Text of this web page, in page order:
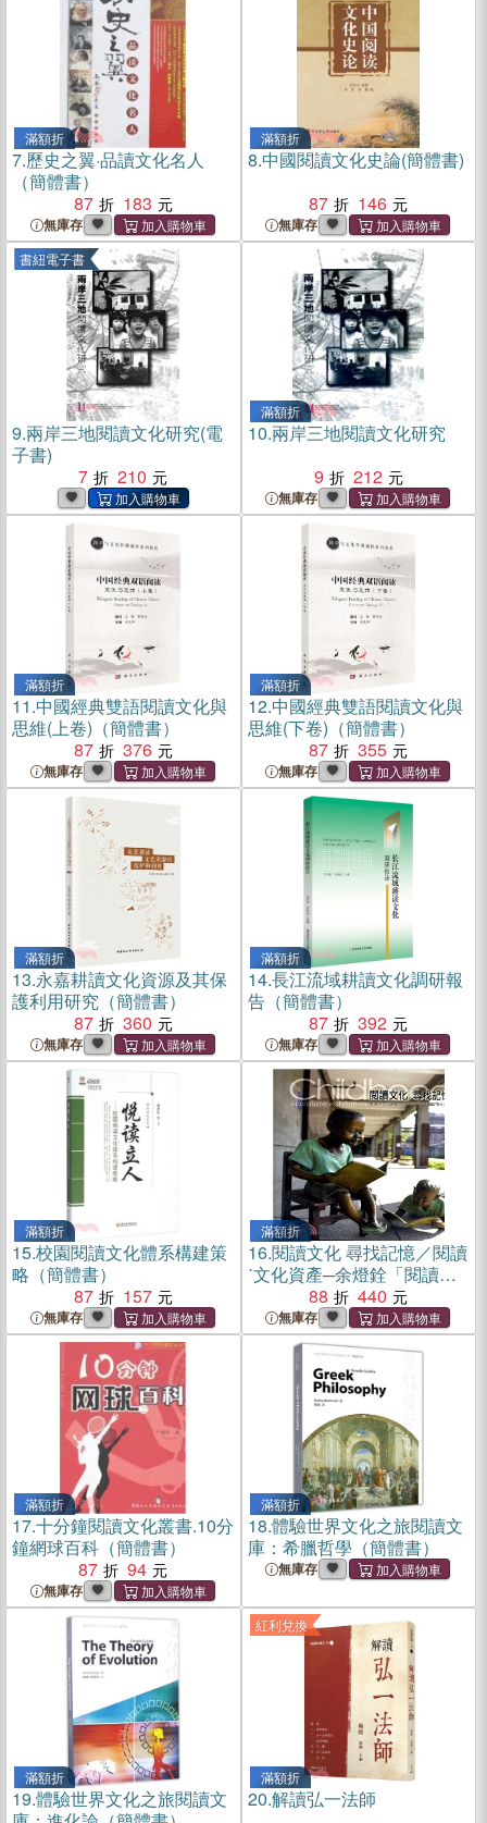
滿額折
7.歷史之翼·品讀文化名人
（簡體書）
87
183
無庫存
滿額折
8.中國閱讀文化史論(簡體書)
87
146
無庫存
書紐電子書
9.兩岸三地閱讀文化研究(電
子書)
7
210
滿額折
10.兩岸三地閱讀文化研究
9
212
無庫存
滿額折
11.中國經典雙語閱讀文化與
思維(上卷)（簡體書）
87
376
無庫存
滿額折
12.中國經典雙語閱讀文化與
思維(下卷)（簡體書）
87
355
無庫存
滿額折
13.永嘉耕讀文化資源及其保
護利用研究（簡體書）
87
360
無庫存
滿額折
14.長江流域耕讀文化調研報
告（簡體書）
87
392
無庫存
滿額折
15.校園閱讀文化體系構建策
略（簡體書）
87
157
無庫存
滿額折
16.閱讀文化 尋找記憶／閱讀
˙文化資產─余燈銓「閱讀童
年」創作系列
88 440
無庫存
滿額折
17.十分鐘閱讀文化叢書.10分
鐘網球百科（簡體書）
87
94
無庫存
滿額折
18.體驗世界文化之旅閱讀文
庫：希臘哲學（簡體書）
無庫存
滿額折
19.體驗世界文化之旅閱讀文
紅利兌換
滿額折
20.解讀弘一法師